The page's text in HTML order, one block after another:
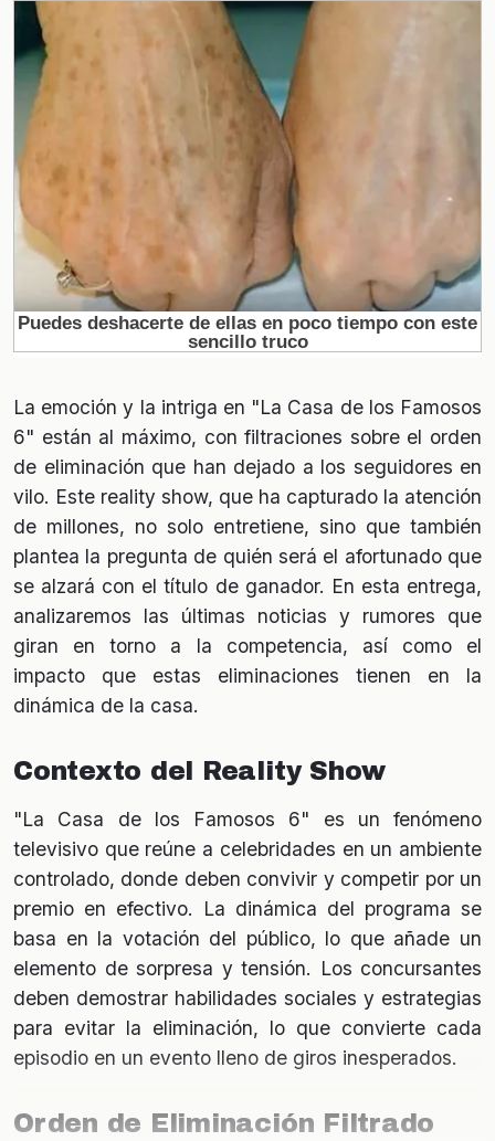
La emoción y la intriga en "La Casa de los Famosos
6" están al máximo, con filtraciones sobre el orden
de eliminación que han dejado a los seguidores en
vilo. Este reality show, que ha capturado la atención
de millones, no solo entretiene, sino que también
plantea la pregunta de quién será el afortunado que
se alzará con el título de ganador. En esta entrega,
analizaremos las últimas noticias y rumores que
giran en torno a la competencia, así como el
impacto que estas eliminaciones tienen en la
dinámica de la casa.
Contexto del Reality Show
"La Casa de los Famosos 6" es un fenómeno
televisivo que reúne a celebridades en un ambiente
controlado, donde deben convivir y competir por un
premio en efectivo. La dinámica del programa se
basa en la votación del público, lo que añade un
elemento de sorpresa y tensión. Los concursantes
deben demostrar habilidades sociales y estrategias
para evitar la eliminación, lo que convierte cada
episodio en un evento lleno de giros inesperados.
Orden de Eliminación Filtrado